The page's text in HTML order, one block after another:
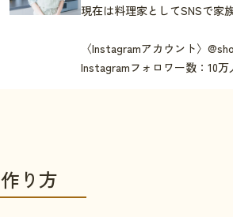
現在は料理家としてSNSで家
〈Instagramアカウント〉
Instagramフォロワー数：10
作り方